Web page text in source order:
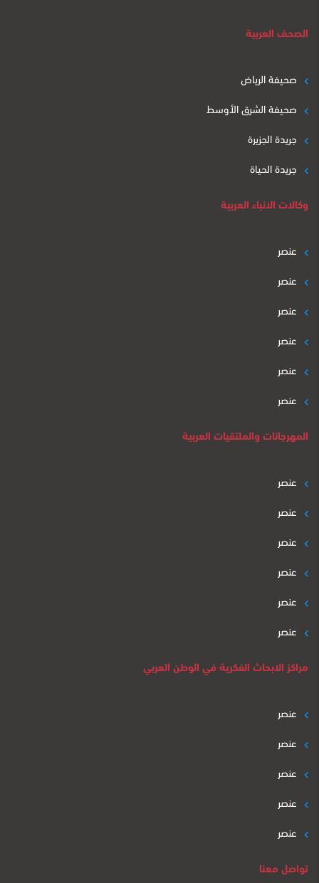
الصحف العربية
صحيفة الرياض
صحيفة الشرق الأوسط
جريدة الجزيرة
جريدة الحياة
وكالات الانباء العربية
عنصر
عنصر
عنصر
عنصر
عنصر
عنصر
المهرجانات والملتقيات العربية
عنصر
عنصر
عنصر
عنصر
عنصر
عنصر
مراكز الابحاث الفكرية في الوطن العربي
عنصر
عنصر
عنصر
عنصر
عنصر
تواصل معنا